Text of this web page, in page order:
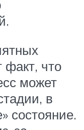
факт, что
может
в
состояние.